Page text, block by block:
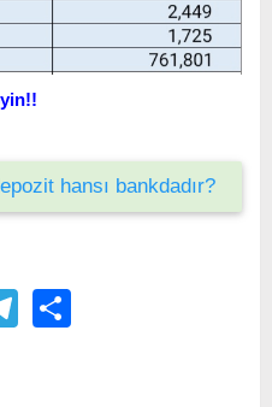
hansı bankdadır?
Telegram